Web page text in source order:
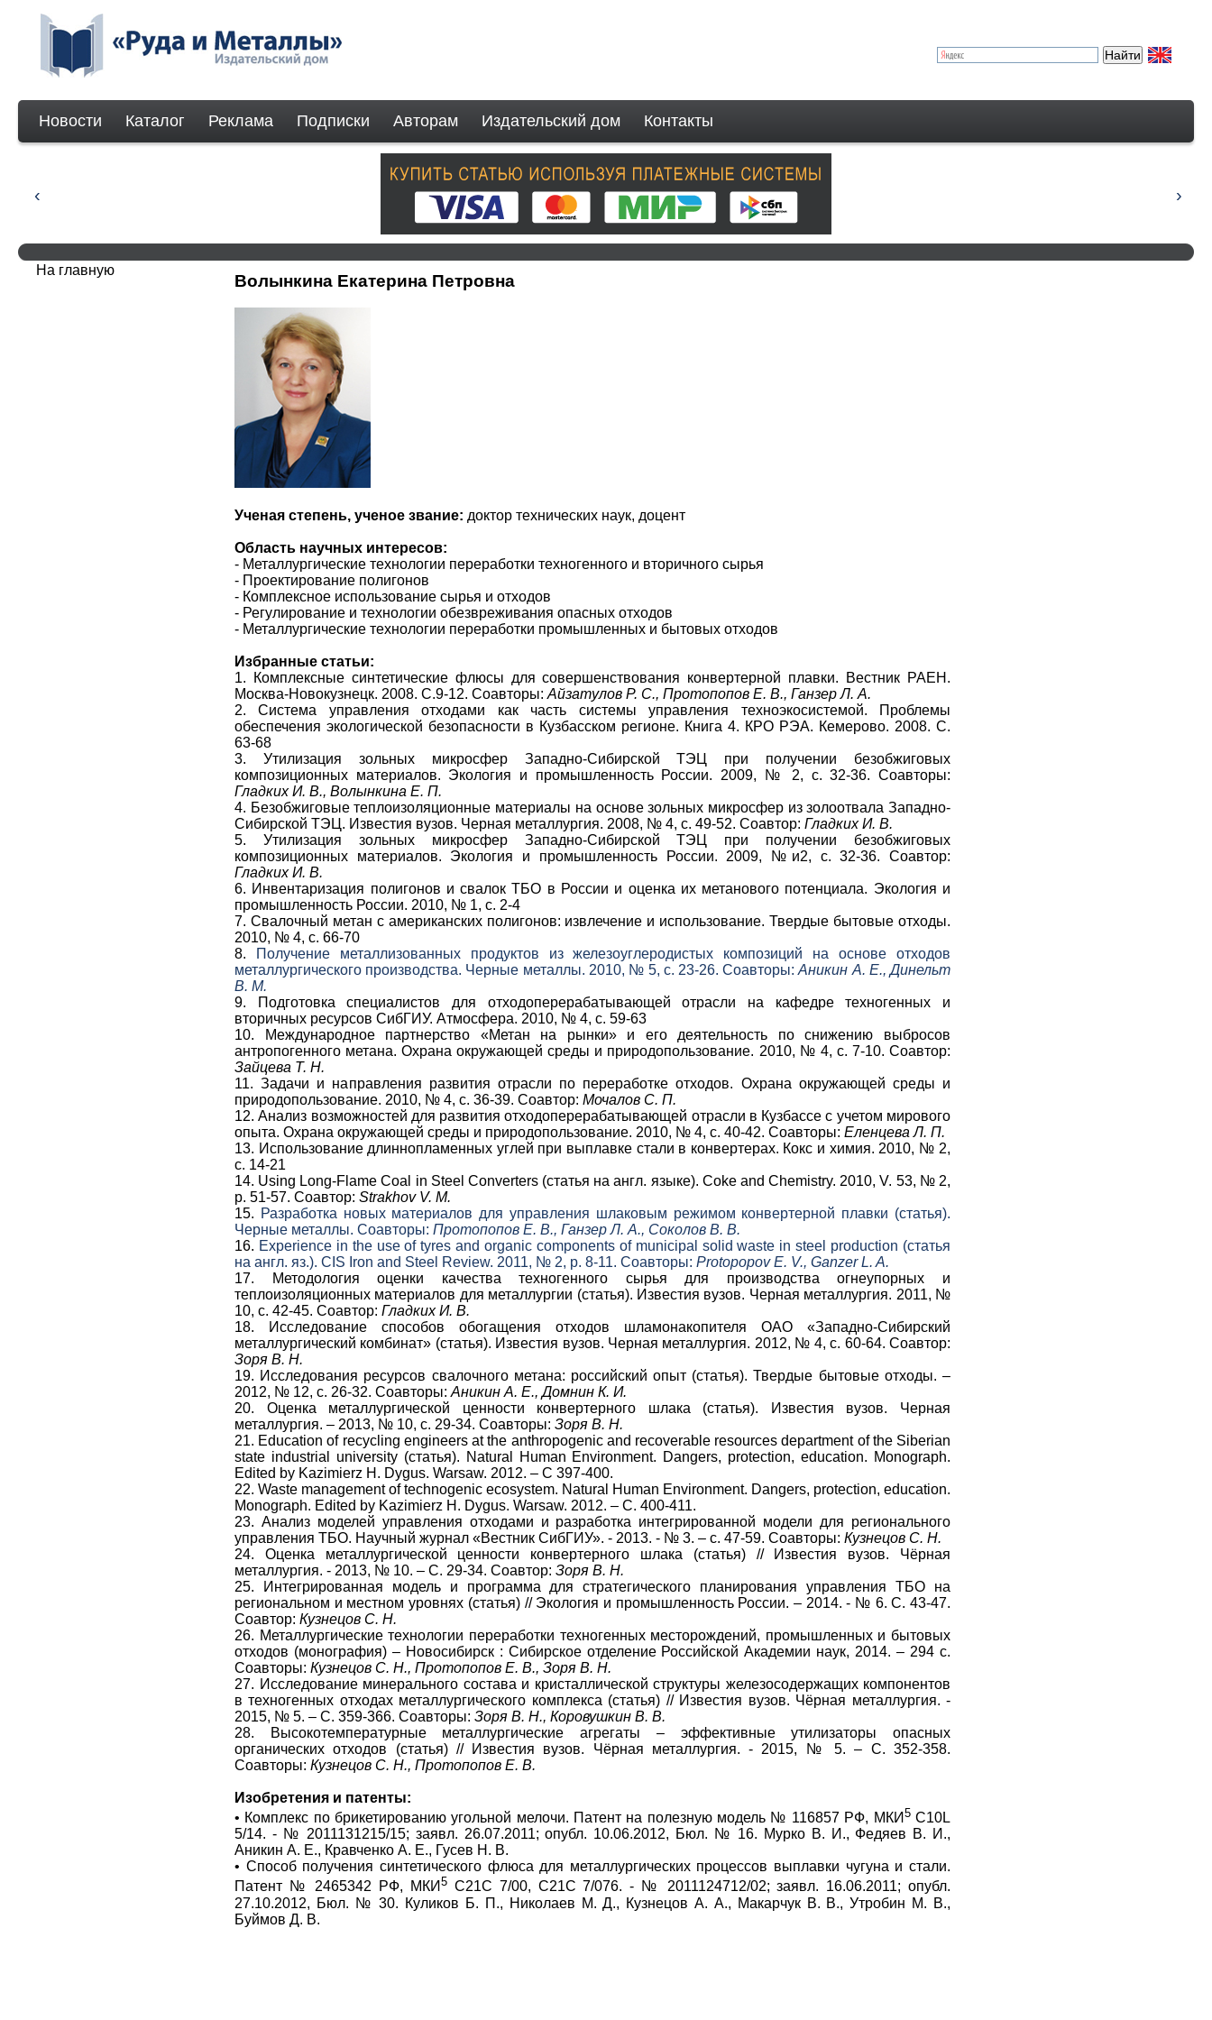
Новости Каталог Реклама Подписки Авторам Издательский дом Контакты
Волынкина Екатерина Петровна
Ученая степень, ученое звание: доктор технических наук, доцент
Область научных интересов:
- Металлургические технологии переработки техногенного и вторичного сырья
- Проектирование полигонов
- Комплексное использование сырья и отходов
- Регулирование и технологии обезвреживания опасных отходов
- Металлургические технологии переработки промышленных и бытовых отходов
Избранные статьи:
1. Комплексные синтетические флюсы для совершенствования конвертерной плавки. Вестник РАЕН.
Москва-Новокузнецк. 2008. С.9-12. Соавторы: Айзатулов Р. С., Протопопов Е. В., Ганзер Л. А.
2. Система управления отходами как часть системы управления техноэкосистемой. Проблемы
обеспечения экологической безопасности в Кузбасском регионе. Книга 4. КРО РЭА. Кемерово. 2008. С.
63-68
3. Утилизация зольных микросфер Западно-Сибирской ТЭЦ при получении безобжиговых
композиционных материалов. Экология и промышленность России. 2009, № 2, с. 32-36. Соавторы:
Гладких И. В., Волынкина Е. П.
4. Безобжиговые теплоизоляционные материалы на основе зольных микросфер из золоотвала Западно-
Сибирской ТЭЦ. Известия вузов. Черная металлургия. 2008, № 4, с. 49-52. Соавтор: Гладких И. В.
5. Утилизация зольных микросфер Западно-Сибирской ТЭЦ при получении безобжиговых
композиционных материалов. Экология и промышленность России. 2009, №и2, с. 32-36. Соавтор:
Гладких И. В.
6. Инвентаризация полигонов и свалок ТБО в России и оценка их метанового потенциала. Экология и
промышленность России. 2010, № 1, с. 2-4
7. Свалочный метан с американских полигонов: извлечение и использование. Твердые бытовые отходы.
2010, № 4, с. 66-70
8.
Получение металлизованных продуктов из железоуглеродистых композиций на основе отходов
металлургического производства. Черные металлы. 2010, № 5, с. 23-26. Соавторы:Аникин А. Е., Динельт
В. М.
9. Подготовка специалистов для отходоперерабатывающей отрасли на кафедре техногенных и
вторичных ресурсов СибГИУ. Атмосфера. 2010, № 4, с. 59-63
10. Международное партнерство «Метан на рынки» и его деятельность по снижению выбросов
антропогенного метана. Охрана окружающей среды и природопользование. 2010, № 4, с. 7-10. Соавтор:
Зайцева Т. Н.
11. Задачи и направления развития отрасли по переработке отходов. Охрана окружающей среды и
природопользование. 2010, № 4, с. 36-39. Соавтор: Мочалов С. П.
12. Анализ возможностей для развития отходоперерабатывающей отрасли в Кузбассе с учетом мирового
опыта. Охрана окружающей среды и природопользование. 2010, № 4, с. 40-42. Соавторы: Еленцева Л. П.
13. Использование длиннопламенных углей при выплавке стали в конвертерах. Кокс и химия. 2010, № 2,
с. 14-21
14. Using Long-Flame Coal in Steel Converters (статья на англ. языке). Coke and Chemistry. 2010, V. 53, № 2,
p. 51-57. Соавтор: Strakhov V. M.
15. Разработка новых материалов для управления шлаковым режимом конвертерной плавки (статья).
Черные металлы. Соавторы: Протопопов Е. В., Ганзер Л. А., Соколов В. В.
16. Experience in the use of tyres and organic components of municipal solid waste in steel production (статья
на англ. яз.). CIS Iron and Steel Review. 2011, № 2, p. 8-11. Соавторы: Protopopov E. V., Ganzer L. A.
17. Методология оценки качества техногенного сырья для производства огнеупорных и
теплоизоляционных материалов для металлургии (статья). Известия вузов. Черная металлургия. 2011, №
10, с. 42-45. Соавтор: Гладких И. В.
18. Исследование способов обогащения отходов шламонакопителя ОАО «Западно-Сибирский
металлургический комбинат» (статья). Известия вузов. Черная металлургия. 2012, № 4, с. 60-64. Соавтор:
Зоря В. Н.
19. Исследования ресурсов свалочного метана: российский опыт (статья). Твердые бытовые отходы. –
2012, № 12, с. 26-32. Соавторы: Аникин А. Е., Домнин К. И.
20. Оценка металлургической ценности конвертерного шлака (статья). Известия вузов. Черная
металлургия. – 2013, № 10, с. 29-34. Соавторы: Зоря В. Н.
21. Education of recycling engineers at the anthropogenic and recoverable resources department of the Siberian
state industrial university (статья). Natural Human Environment. Dangers, protection, education. Monograph.
Edited by Kazimierz H. Dygus. Warsaw. 2012. – С 397-400.
22. Waste management of technogenic ecosystem. Natural Human Environment. Dangers, protection, education.
Monograph. Edited by Kazimierz H. Dygus. Warsaw. 2012. – С. 400-411.
23. Анализ моделей управления отходами и разработка интегрированной модели для регионального
управления ТБО. Научный журнал «Вестник СибГИУ». - 2013. - № 3. – с. 47-59. Соавторы: Кузнецов С. Н.
24. Оценка металлургической ценности конвертерного шлака (статья) // Известия вузов. Чёрная
металлургия. - 2013, № 10. – С. 29-34. Соавтор: Зоря В. Н.
25. Интегрированная модель и программа для стратегического планирования управления ТБО на
региональном и местном уровнях (статья) // Экология и промышленность России. – 2014. - № 6. С. 43-47.
Соавтор: Кузнецов С. Н.
26. Металлургические технологии переработки техногенных месторождений, промышленных и бытовых
отходов (монография) – Новосибирск : Сибирское отделение Российской Академии наук, 2014. – 294 с.
Соавторы: Кузнецов С. Н., Протопопов Е. В., Зоря В. Н.
27. Исследование минерального состава и кристаллической структуры железосодержащих компонентов
в техногенных отходах металлургического комплекса (статья) // Известия вузов. Чёрная металлургия. -
2015, № 5. – С. 359-366. Соавторы: Зоря В. Н., Коровушкин В. В.
28. Высокотемпературные металлургические агрегаты – эффективные утилизаторы опасных
органических отходов (статья) // Известия вузов. Чёрная металлургия. - 2015, № 5. – С. 352-358.
Соавторы: Кузнецов С. Н., Протопопов Е. В.
Изобретения и патенты:
• Комплекс по брикетированию угольной мелочи. Патент на полезную модель № 116857 РФ, МКИ 5С10L
5/14. - № 2011131215/15; заявл. 26.07.2011; опубл. 10.06.2012, Бюл. № 16. Мурко В. И., Федяев В. И.,
Аникин А. Е., Кравченко А. Е., Гусев Н. В.
• Способ получения синтетического флюса для металлургических процессов выплавки чугуна и стали.
Патент № 2465342 РФ, МКИ5 С21С 7/00, С21С 7/076. - № 2011124712/02; заявл. 16.06.2011; опубл.
27.10.2012, Бюл. № 30. Куликов Б. П., Николаев М. Д., Кузнецов А. А., Макарчук В. В., Утробин М. В.,
Буймов Д. В.
На главную